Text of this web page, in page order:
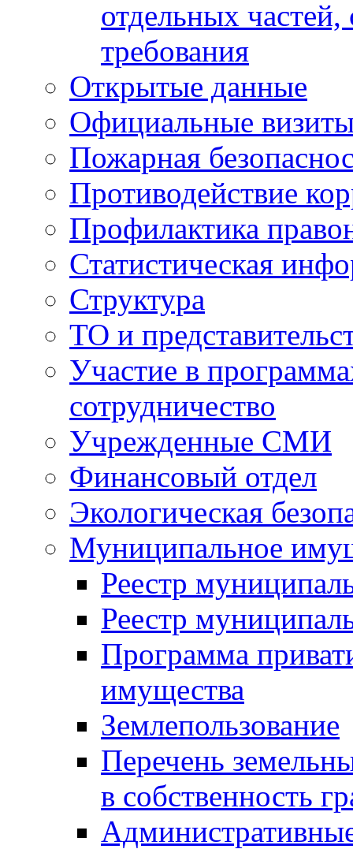
отдельных
требования
Открытые данные
Официальные
Пожарная
Противодействие
Профилактика
Статистическая
Структура
ТО и
Участие в
сотрудничество
Учрежденные СМИ
Финансовый отдел
Экологическая
Муниципальное
Реестр
Реестр
Программа
имущества
Землепользование
Перечень
в собственность